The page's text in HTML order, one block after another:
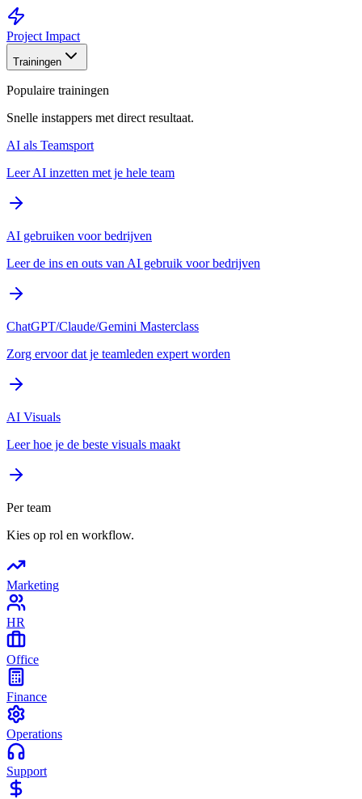
Project Impact
Trainingen
Populaire trainingen
Snelle instappers met direct resultaat.
AI als Teamsport
Leer AI inzetten met je hele team
AI gebruiken voor bedrijven
Leer de ins en outs van AI gebruik voor bedrijven
ChatGPT/Claude/Gemini Masterclass
Zorg ervoor dat je teamleden expert worden
AI Visuals
Leer hoe je de beste visuals maakt
Per team
Kies op rol en workflow.
Marketing
HR
Office
Finance
Operations
Support